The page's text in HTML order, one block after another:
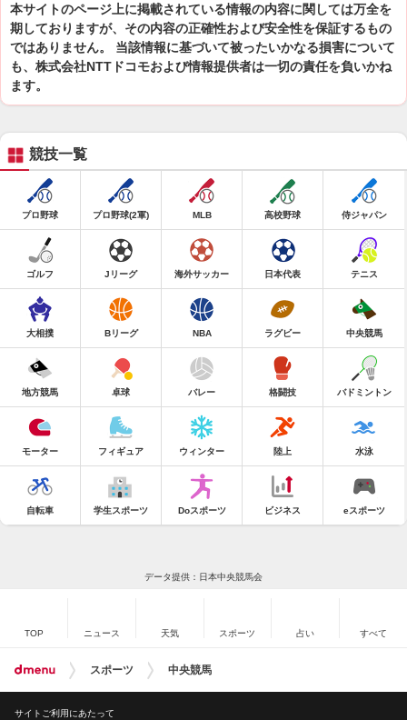
本サイトのページ上に掲載されている情報の内容に関しては万全を
期しておりますが、その内容の正確性および安全性を保証するもの
ではありません。 当該情報に基づいて被ったいかなる損害について
も、株式会社NTTドコモおよび情報提供者は一切の責任を負いかね
ます。
競技一覧
プロ野球 プロ野球(2軍) MLB 高校野球 侍ジャパン
ゴルフ Jリーグ 海外サッカー 日本代表 テニス
大相撲 Bリーグ NBA ラグビー 中央競馬
地方競馬 卓球 バレー 格闘技 バドミントン
モーター フィギュア ウィンター 陸上 水泳
自転車 学生スポーツ Doスポーツ ビジネス eスポーツ
データ提供：日本中央競馬会
TOP ニュース 天気 スポーツ 占い すべて
スポーツ 中央競馬
サイトご利用にあたって